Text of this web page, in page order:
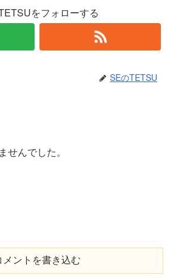
をフォローする
SEのTETSU
せんでした。
メントを書き込む